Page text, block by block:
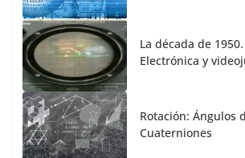
La década de
Electrónica y
Rotación: Ángulos
Cuaterniones